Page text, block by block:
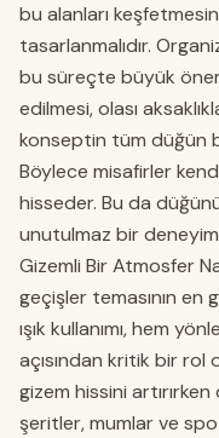
bu alanları
tasarlanmalıdır.
bu süreçte büyük
edilmesi, olası
konseptin tüm düğün
Böylece misafirler
hisseder. Bu da
unutulmaz bir
Gizemli Bir Atmosfer
geçişler temasının en
ışık kullanımı, hem
açısından kritik bir rol
gizem hissini
şeritler, mumlar ve